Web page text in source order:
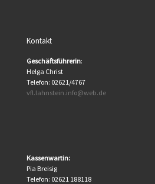
Kontakt
Geschäftsführerin:
Helga Christ
Telefon: 02621/4767
vfl.lahnstein.info@web.de
Kassenwartin:
Pia Breisig
Telefon: 02621 188118